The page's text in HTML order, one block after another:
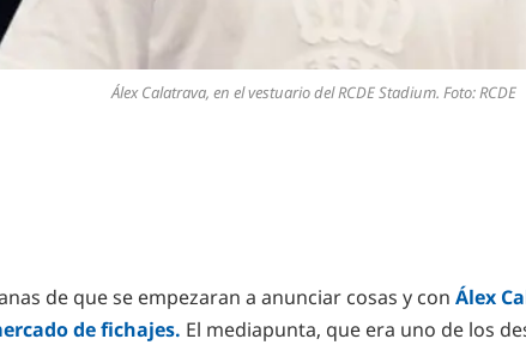
Álex Calatrava, en el vestuario del RCDE Stadium. Foto: RCDE
de que se empezaran a anunciar cosas y con Álex
de fichajes. El mediapunta, que era uno de los